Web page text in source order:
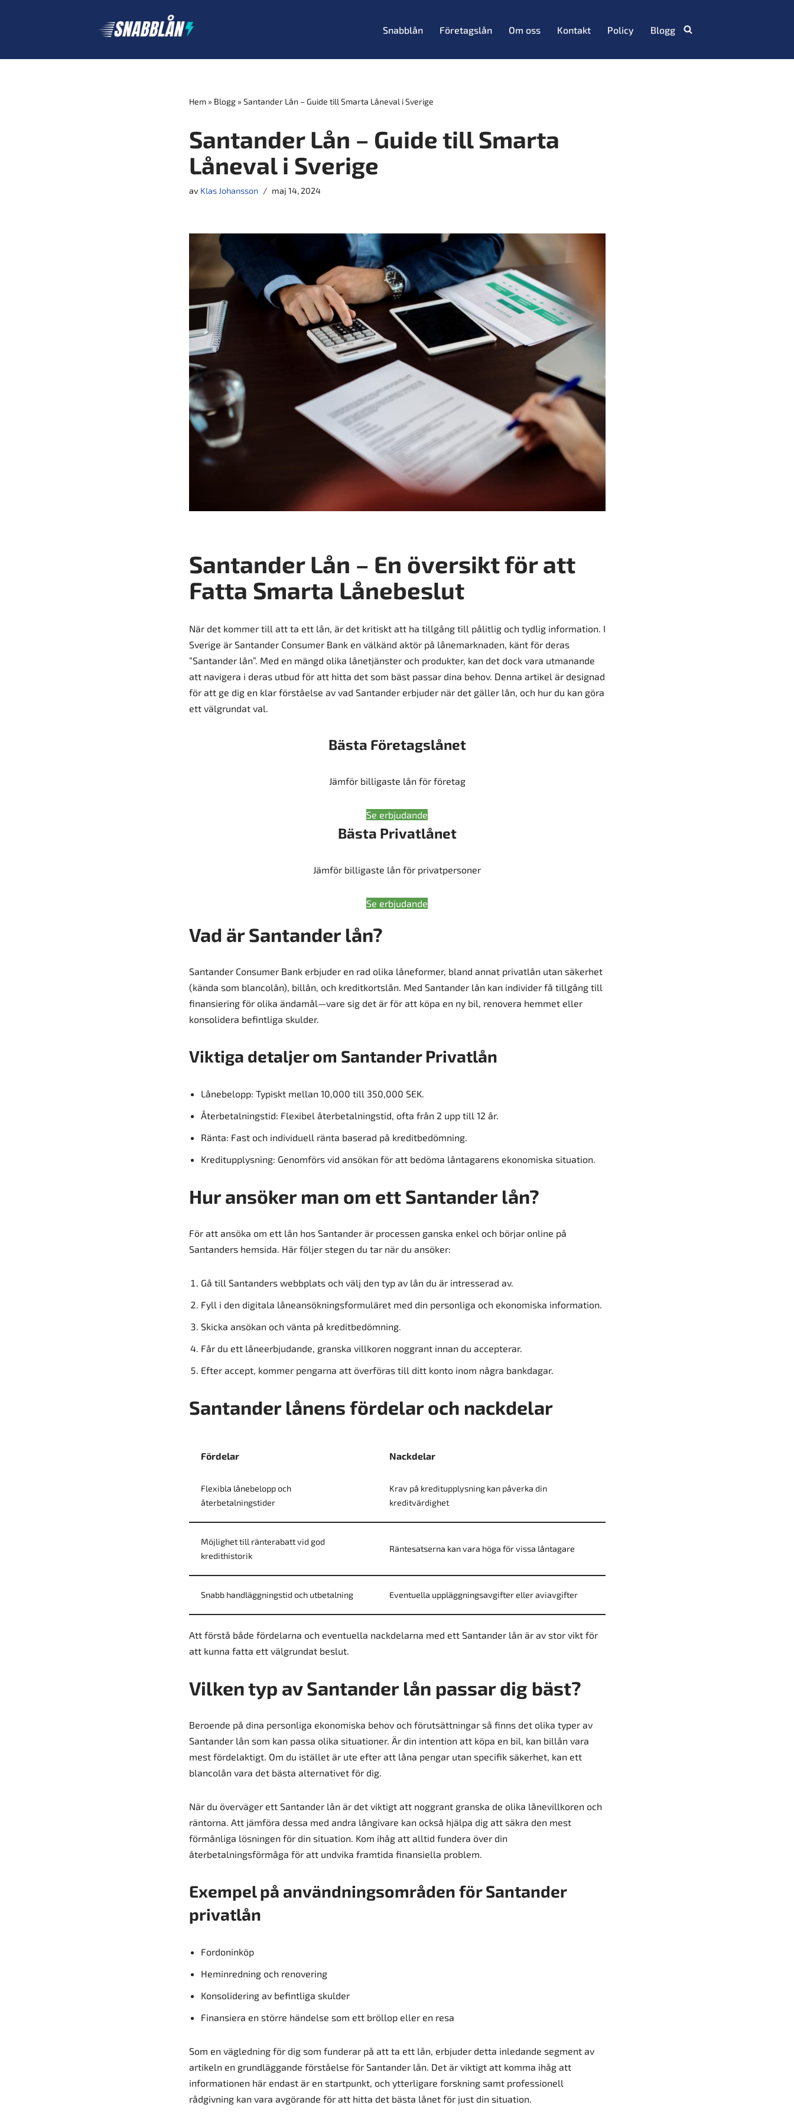
Snabblån Företagslån Om oss Kontakt Policy Blogg
Hem» Blogg» Santander Lån – Guide till Smarta Låneval i Sverige
Santander Lån – Guide till Smarta
Låneval i Sverige
av Klas Johansson maj 14, 2024
Santander Lån – En översikt för att
Fatta Smarta Lånebeslut
När det kommer till att ta ett lån, är det kritiskt att ha tillgång till pålitlig och tydlig information. I
Sverige är Santander Consumer Bank en välkänd aktör på lånemarknaden, känt för deras
”Santander lån”. Med en mängd olika lånetjänster och produkter, kan det dock vara utmanande
att navigera i deras utbud för att hitta det som bäst passar dina behov. Denna artikel är designad
för att ge dig en klar förståelse av vad Santander erbjuder när det gäller lån, och hur du kan göra
ett välgrundat val.
Bästa Företagslånet
Jämför billigaste lån för företag
Se erbjudande
Bästa Privatlånet
Jämför billigaste lån för privatpersoner
Se erbjudande
Vad är Santander lån?
Santander Consumer Bank erbjuder en rad olika låneformer, bland annat privatlån utan säkerhet
(kända som blancolån), billån, och kreditkortslån. Med Santander lån kan individer få tillgång till
finansiering för olika ändamål—vare sig det är för att köpa en ny bil, renovera hemmet eller
konsolidera befintliga skulder.
Viktiga detaljer om Santander Privatlån
Lånebelopp: Typiskt mellan 10,000 till 350,000 SEK.
Återbetalningstid: Flexibel återbetalningstid, ofta från 2 upp till 12 år.
Ränta: Fast och individuell ränta baserad på kreditbedömning.
Kreditupplysning: Genomförs vid ansökan för att bedöma låntagarens ekonomiska situation.
Hur ansöker man om ett Santander lån?
För att ansöka om ett lån hos Santander är processen ganska enkel och börjar online på
Santanders hemsida. Här följer stegen du tar när du ansöker:
Gå till Santanders webbplats och välj den typ av lån du är intresserad av.
Fyll i den digitala låneansökningsformuläret med din personliga och ekonomiska information.
Skicka ansökan och vänta på kreditbedömning.
Får du ett låneerbjudande, granska villkoren noggrant innan du accepterar.
Efter accept, kommer pengarna att överföras till ditt konto inom några bankdagar.
Santander lånens fördelar och nackdelar
Fördelar Nackdelar
Flexibla lånebelopp och
återbetalningstider
Krav på kreditupplysning kan påverka din
kreditvärdighet
Möjlighet till ränterabatt vid god
kredithistorik
Räntesatserna kan vara höga för vissa låntagare
Snabb handläggningstid och utbetalning Eventuella uppläggningsavgifter eller aviavgifter
Att förstå både fördelarna och eventuella nackdelarna med ett Santander lån är av stor vikt för
att kunna fatta ett välgrundat beslut.
Vilken typ av Santander lån passar dig bäst?
Beroende på dina personliga ekonomiska behov och förutsättningar så finns det olika typer av
Santander lån som kan passa olika situationer. Är din intention att köpa en bil, kan billån vara
mest fördelaktigt. Om du istället är ute efter att låna pengar utan specifik säkerhet, kan ett
blancolån vara det bästa alternativet för dig.
När du överväger ett Santander lån är det viktigt att noggrant granska de olika lånevillkoren och
räntorna. Att jämföra dessa med andra långivare kan också hjälpa dig att säkra den mest
förmånliga lösningen för din situation. Kom ihåg att alltid fundera över din
återbetalningsförmåga för att undvika framtida finansiella problem.
Exempel på användningsområden för Santander
privatlån
Fordoninköp
Heminredning och renovering
Konsolidering av befintliga skulder
Finansiera en större händelse som ett bröllop eller en resa
Som en vägledning för dig som funderar på att ta ett lån, erbjuder detta inledande segment av
artikeln en grundläggande förståelse för Santander lån. Det är viktigt att komma ihåg att
informationen här endast är en startpunkt, och ytterligare forskning samt professionell
rådgivning kan vara avgörande för att hitta det bästa lånet för just din situation.